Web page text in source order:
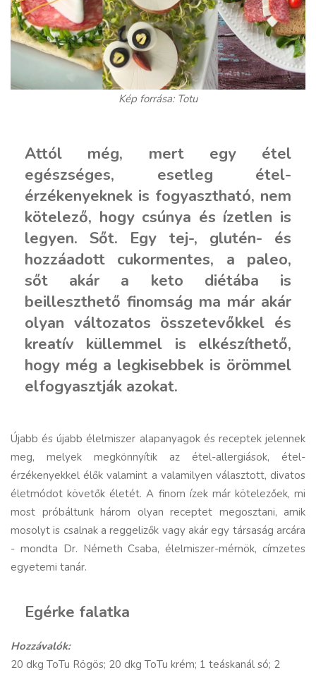
Kép forrása: Totu
Attól még, mert egy étel
egészséges, esetleg étel-
érzékenyeknek is fogyasztható, nem
kötelező, hogy csúnya és ízetlen is
legyen. Sőt. Egy tej-, glutén- és
hozzáadott cukormentes, a paleo,
sőt akár a keto diétába is
beilleszthető finomság ma már akár
olyan változatos összetevőkkel és
kreatív küllemmel is elkészíthető,
hogy még a legkisebbek is örömmel
elfogyasztják azokat.
Újabb és újabb élelmiszer alapanyagok és receptek jelennek
meg, melyek megkönnyítik az étel-allergiások, étel-
érzékenyekkel élők valamint a valamilyen választott, divatos
életmódot követők életét. A finom ízek már kötelezőek, mi
most próbáltunk három olyan receptet megosztani, amik
mosolyt is csalnak a reggelizők vagy akár egy társaság arcára
- mondta Dr. Németh Csaba, élelmiszer-mérnök, címzetes
egyetemi tanár.
Egérke falatka
Hozzávalók:
20 dkg ToTu Rögös; 20 dkg ToTu krém; 1 teáskanál só; 2